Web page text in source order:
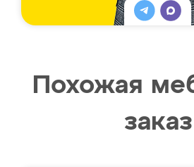
Похожая
заказ